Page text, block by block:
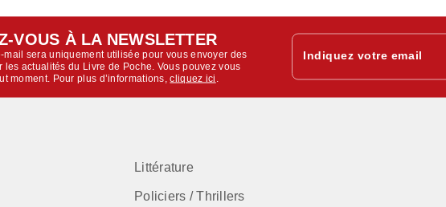
VOUS À LA NEWSLETTER
mail sera uniquement utilisée pour vous envoyer des
les actualités du Livre de Poche. Vous pouvez vous
moment. Pour plus d’informations,cliquez ici
Indiquez votre email
Littérature
Policiers / Thrillers